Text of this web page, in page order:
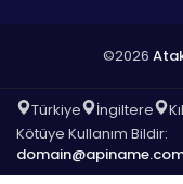
©2026
Türkiye İngiltere
Kötüye Kullanım Bildir: